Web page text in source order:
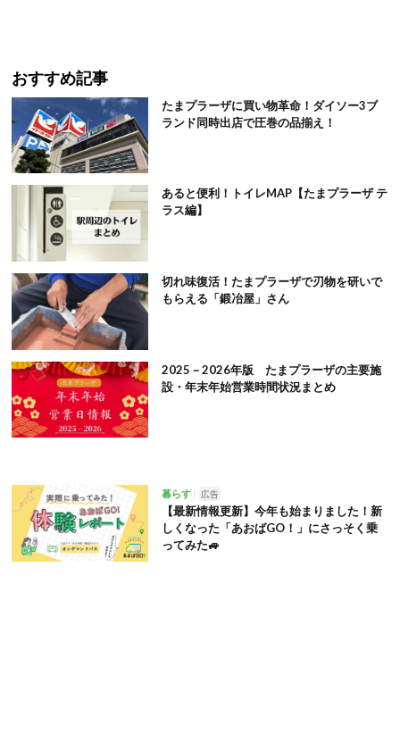
おすすめ記事
たまプラーザに買い物革命！ダイソー3ブ
ランド同時出店で圧巻の品揃え！
あると便利！トイレMAP【たまプラーザ テ
ラス編】
切れ味復活！たまプラーザで刃物を研いで
もらえる「鍛冶屋」さん
2025－2026年版 たまプラーザの主要施
設・年末年始営業時間状況まとめ
暮らす 広告
【最新情報更新】今年も始まりました！新
しくなった「あおばGO！」にさっそく乗
ってみた🚙